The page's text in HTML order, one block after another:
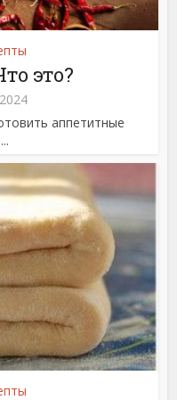
это?
аппетитные